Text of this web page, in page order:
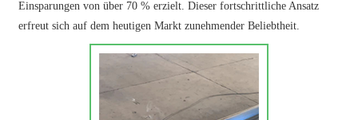
Einsparungen von über 70 % erzielt. Dieser fortschrittliche Ansatz
erfreut sich auf dem heutigen Markt zunehmender Beliebtheit.